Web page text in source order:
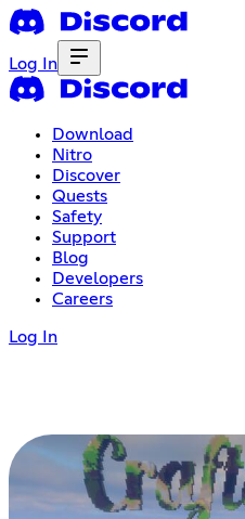
Log In
Download
Nitro
Discover
Quests
Safety
Support
Blog
Developers
Careers
Log In